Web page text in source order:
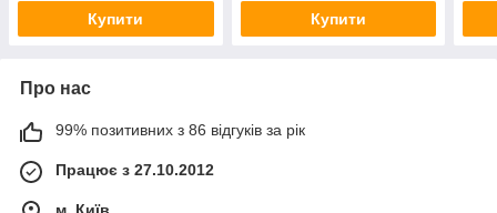
Купити Купити
Про нас
99% позитивних з 86 відгуків за рік
Працює з 27.10.2012